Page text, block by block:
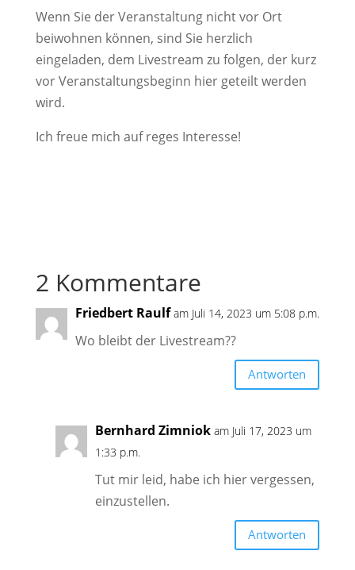
Wenn Sie der Veranstaltung nicht vor Ort
beiwohnen können, sind Sie herzlich
eingeladen, dem Livestream zu folgen, der kurz
vor Veranstaltungsbeginn hier geteilt werden
wird.
Ich freue mich auf reges Interesse!
2 Kommentare
Friedbert Raulf am Juli 14, 2023 um 5:08 p.m.
Wo bleibt der Livestream??
Antworten
Bernhard Zimniok am Juli 17, 2023 um
1:33 p.m.
Tut mir leid, habe ich hier vergessen,
einzustellen.
Antworten